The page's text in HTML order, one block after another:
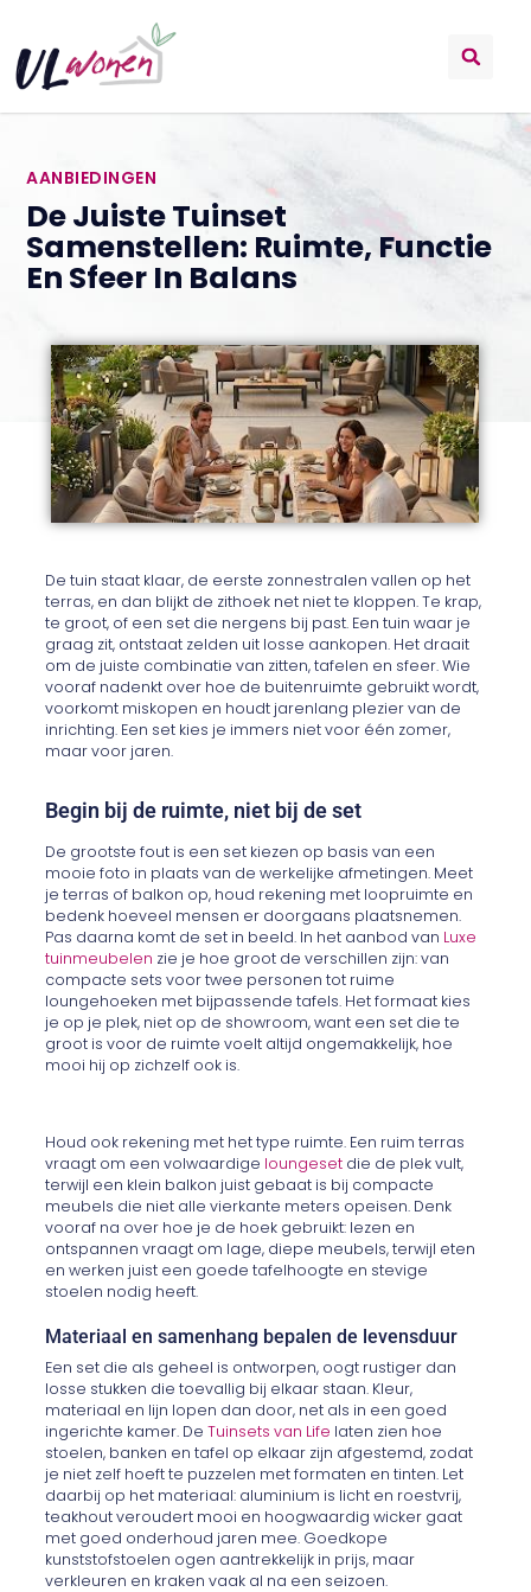
AANBIEDINGEN
De Juiste Tuinset
Samenstellen: Ruimte, Functie
En Sfeer In Balans
De tuin staat klaar, de eerste zonnestralen vallen op het
terras, en dan blijkt de zithoek net niet te kloppen. Te krap,
te groot, of een set die nergens bij past. Een tuin waar je
graag zit, ontstaat zelden uit losse aankopen. Het draait
om de juiste combinatie van zitten, tafelen en sfeer. Wie
vooraf nadenkt over hoe de buitenruimte gebruikt wordt,
voorkomt miskopen en houdt jarenlang plezier van de
inrichting. Een set kies je immers niet voor één zomer,
maar voor jaren.
Begin bij de ruimte, niet bij de set
De grootste fout is een set kiezen op basis van een
mooie foto in plaats van de werkelijke afmetingen. Meet
je terras of balkon op, houd rekening met loopruimte en
bedenk hoeveel mensen er doorgaans plaatsnemen.
Pas daarna komt de set in beeld. In het aanbod van Luxe
tuinmeubelen zie je hoe groot de verschillen zijn: van
compacte sets voor twee personen tot ruime
loungehoeken met bijpassende tafels. Het formaat kies
je op je plek, niet op de showroom, want een set die te
groot is voor de ruimte voelt altijd ongemakkelijk, hoe
mooi hij op zichzelf ook is.
Houd ook rekening met het type ruimte. Een ruim terras
vraagt om een volwaardige loungeset die de plek vult,
terwijl een klein balkon juist gebaat is bij compacte
meubels die niet alle vierkante meters opeisen. Denk
vooraf na over hoe je de hoek gebruikt: lezen en
ontspannen vraagt om lage, diepe meubels, terwijl eten
en werken juist een goede tafelhoogte en stevige
stoelen nodig heeft.
Materiaal en samenhang bepalen de levensduur
Een set die als geheel is ontworpen, oogt rustiger dan
losse stukken die toevallig bij elkaar staan. Kleur,
materiaal en lijn lopen dan door, net als in een goed
ingerichte kamer. DeTuinsets van Life laten zien hoe
stoelen, banken en tafel op elkaar zijn afgestemd, zodat
je niet zelf hoeft te puzzelen met formaten en tinten. Let
daarbij op het materiaal: aluminium is licht en roestvrij,
teakhout veroudert mooi en hoogwaardig wicker gaat
met goed onderhoud jaren mee. Goedkope
kunststofstoelen ogen aantrekkelijk in prijs, maar
verkleuren en kraken vaak al na een seizoen.